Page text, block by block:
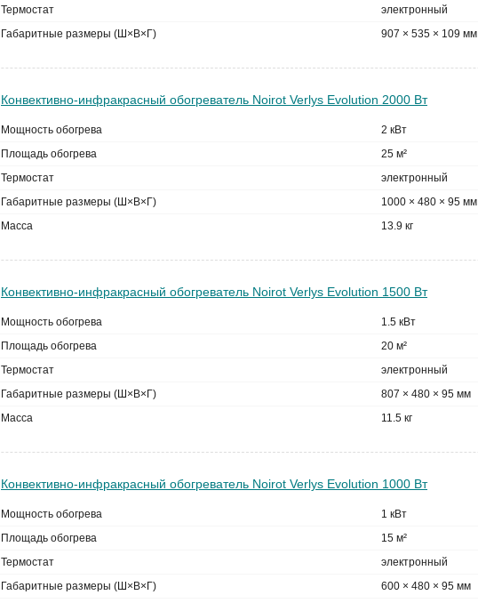
Термостат
электронный
Габаритные размеры (Ш×В×Г)
907 × 535 × 109 мм
Конвективно-инфракрасный обогреватель Noirot Verlys Evolution 2000 Вт
Мощность обогрева
2 кВт
Площадь обогрева
25 м²
Термостат
электронный
Габаритные размеры (Ш×В×Г)
1000 × 480 × 95 мм
Масса
13.9 кг
Конвективно-инфракрасный обогреватель Noirot Verlys Evolution 1500 Вт
Мощность обогрева
1.5 кВт
Площадь обогрева
20 м²
Термостат
электронный
Габаритные размеры (Ш×В×Г)
807 × 480 × 95 мм
Масса
11.5 кг
Конвективно-инфракрасный обогреватель Noirot Verlys Evolution 1000 Вт
Мощность обогрева
1 кВт
Площадь обогрева
15 м²
Термостат
электронный
Габаритные размеры (Ш×В×Г)
600 × 480 × 95 мм